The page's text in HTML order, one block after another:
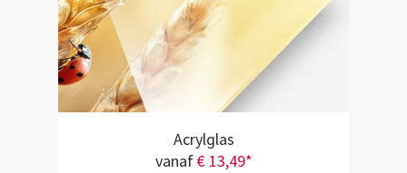
Acrylglas
vanaf€ 13,49*